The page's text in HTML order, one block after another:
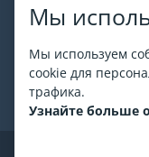
Мы
Мы используем
cookie для
трафика.
Узнайте больше
О
На ESPORT.in.ua
городов Украины.
работаем